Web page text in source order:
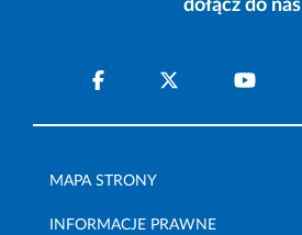
dołącz do nas
MAPA STRONY
INFORMACJE PRAWNE